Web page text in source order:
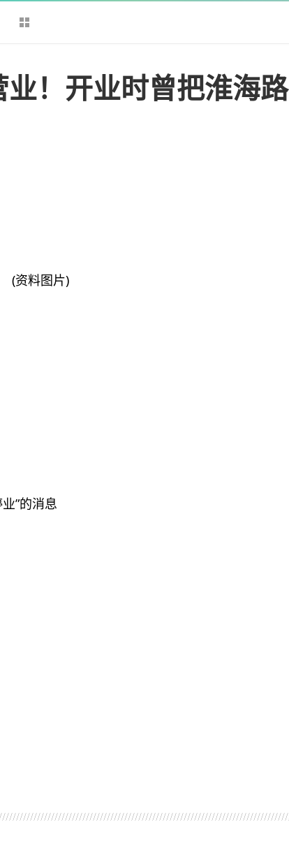
！开业时曾把淮海路
(资料图片)
”的消息